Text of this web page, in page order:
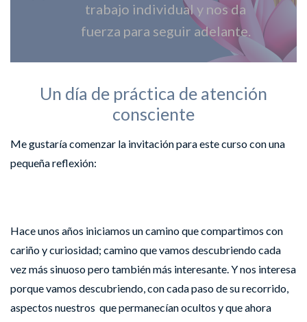
trabajo individual y nos da
fuerza para seguir adelante.
Un día de práctica de atención
consciente
Me gustaría comenzar la invitación para este curso con una
pequeña reflexión:
Hace unos años iniciamos un camino que compartimos con
cariño y curiosidad; camino que vamos descubriendo cada
vez más sinuoso pero también más interesante. Y nos interesa
porque vamos descubriendo, con cada paso de su recorrido,
aspectos nuestros que permanecían ocultos y que ahora